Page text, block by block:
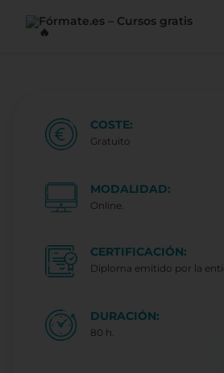
COSTE:
Gratuito
MODALIDAD:
Online.
CERTIFICACIÓN:
Diploma emitido por la
DURACIÓN:
80 h.